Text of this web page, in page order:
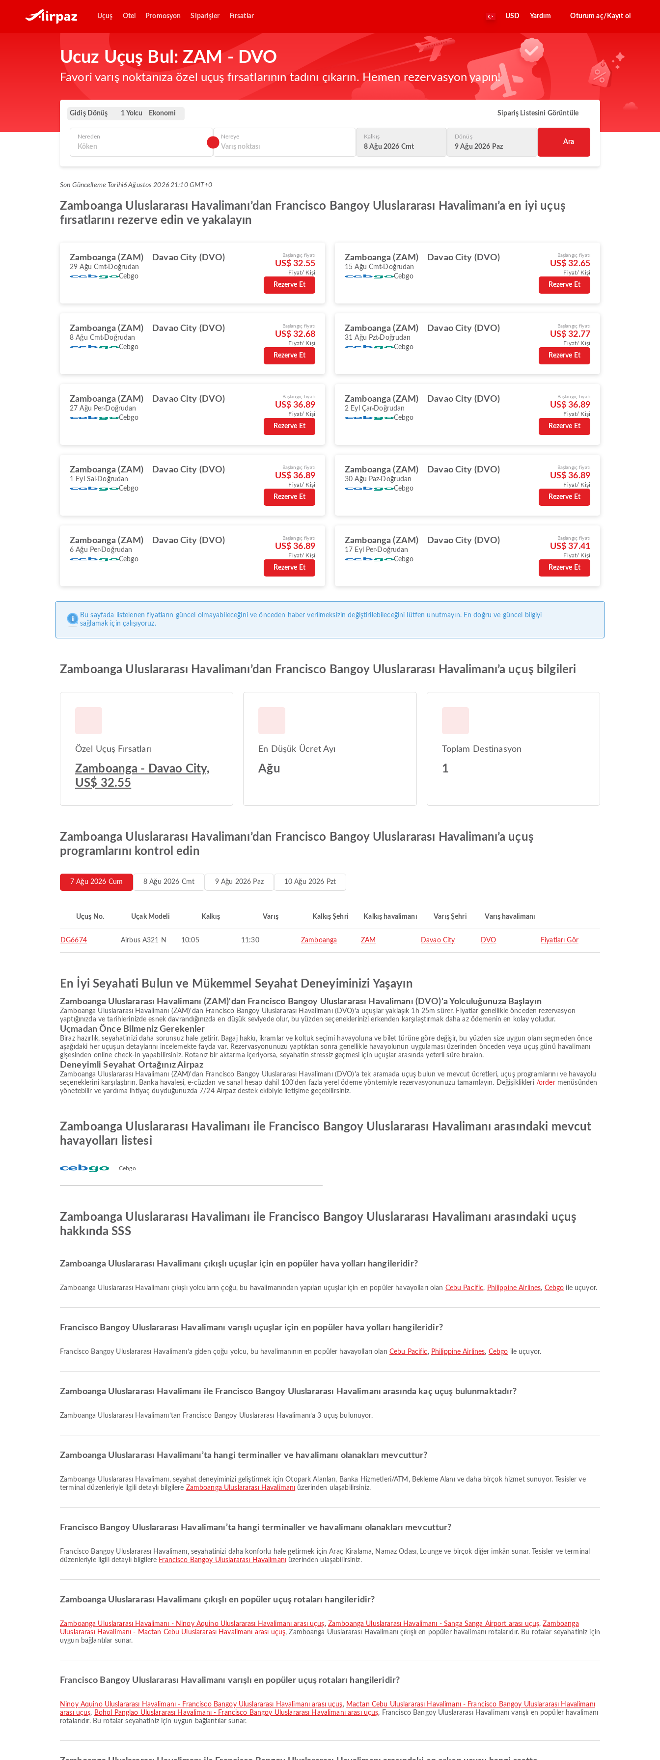
Uçuş Otel Promosyon Siparişler Fırsatlar USD Yardım Oturum aç/Kayıt ol
Ucuz Uçuş Bul: ZAM - DVO
Favori varış noktanıza özel uçuş fırsatlarının tadını çıkarın. Hemen rezervasyon yapın!
Gidiş Dönüş 1 Yolcu Ekonomi Sipariş Listesini Görüntüle
Nereden Nereye Kalkış
8 Ağu 2026 Cmt
Dönüş
9 Ağu 2026 Paz
Ara
Son Güncelleme Tarihi6 Ağustos 2026 21:10 GMT+0
Zamboanga Uluslararası Havalimanı’dan Francisco Bangoy Uluslararası Havalimanı’a en iyi uçuş
fırsatlarını rezerve edin ve yakalayın
Zamboanga (ZAM) Davao City (DVO)
29 Ağu Cmt Doğrudan
Cebgo
Başlangıç fiyatı
US$ 32.55
Fiyat/ Kişi
Rezerve Et
Zamboanga (ZAM) Davao City (DVO)
15 Ağu Cmt Doğrudan
Cebgo
Başlangıç fiyatı
US$ 32.65
Fiyat/ Kişi
Rezerve Et
Zamboanga (ZAM) Davao City (DVO)
8 Ağu Cmt Doğrudan
Cebgo
Başlangıç fiyatı
US$ 32.68
Fiyat/ Kişi
Rezerve Et
Zamboanga (ZAM) Davao City (DVO)
31 Ağu Pzt Doğrudan
Cebgo
Başlangıç fiyatı
US$ 32.77
Fiyat/ Kişi
Rezerve Et
Zamboanga (ZAM) Davao City (DVO)
27 Ağu Per Doğrudan
Cebgo
Başlangıç fiyatı
US$ 36.89
Fiyat/ Kişi
Rezerve Et
Zamboanga (ZAM) Davao City (DVO)
2 Eyl Çar Doğrudan
Cebgo
Başlangıç fiyatı
US$ 36.89
Fiyat/ Kişi
Rezerve Et
Zamboanga (ZAM) Davao City (DVO)
1 Eyl Sal Doğrudan
Cebgo
Başlangıç fiyatı
US$ 36.89
Fiyat/ Kişi
Rezerve Et
Zamboanga (ZAM) Davao City (DVO)
30 Ağu Paz Doğrudan
Cebgo
Başlangıç fiyatı
US$ 36.89
Fiyat/ Kişi
Rezerve Et
Zamboanga (ZAM) Davao City (DVO)
6 Ağu Per Doğrudan
Cebgo
Başlangıç fiyatı
US$ 36.89
Fiyat/ Kişi
Rezerve Et
Zamboanga (ZAM) Davao City (DVO)
17 Eyl Per Doğrudan
Cebgo
Başlangıç fiyatı
US$ 37.41
Fiyat/ Kişi
Rezerve Et
Bu sayfada listelenen fiyatların güncel olmayabileceğini ve önceden haber verilmeksizin değiştirilebileceğini lütfen unutmayın. En doğru ve güncel bilgiyi
sağlamak için çalışıyoruz.
Zamboanga Uluslararası Havalimanı’dan Francisco Bangoy Uluslararası Havalimanı’a uçuş bilgileri
Özel Uçuş Fırsatları
Zamboanga - Davao City,
US$ 32.55
En Düşük Ücret Ayı
Ağu
Toplam Destinasyon
1
Zamboanga Uluslararası Havalimanı’dan Francisco Bangoy Uluslararası Havalimanı’a uçuş
programlarını kontrol edin
7 Ağu 2026 Cum 8 Ağu 2026 Cmt 9 Ağu 2026 Paz 10 Ağu 2026 Pzt
Uçuş No. Uçak Modeli Kalkış Varış Kalkış Şehri Kalkış havalimanı Varış Şehri Varış havalimanı
DG6674 Airbus A321 N 10:05 11:30 Zamboanga ZAM Davao City DVO Fiyatları Gör
En İyi Seyahati Bulun ve Mükemmel Seyahat Deneyiminizi Yaşayın
Zamboanga Uluslararası Havalimanı (ZAM)'dan Francisco Bangoy Uluslararası Havalimanı (DVO)'a Yolculuğunuza Başlayın
Zamboanga Uluslararası Havalimanı (ZAM)'dan Francisco Bangoy Uluslararası Havalimanı (DVO)'a uçuşlar yaklaşık 1h 25m sürer. Fiyatlar genellikle önceden rezervasyon
yaptığınızda ve tarihlerinizde esnek davrandığınızda en düşük seviyede olur, bu yüzden seçeneklerinizi erkenden karşılaştırmak daha az ödemenin en kolay yoludur.
Uçmadan Önce Bilmeniz Gerekenler
Biraz hazırlık, seyahatinizi daha sorunsuz hale getirir. Bagaj hakkı, ikramlar ve koltuk seçimi havayoluna ve bilet türüne göre değişir, bu yüzden size uygun olanı seçmeden önce
aşağıdaki her uçuşun detaylarını incelemekte fayda var. Rezervasyonunuzu yaptıktan sonra genellikle havayolunun uygulaması üzerinden önceden veya uçuş günü havalimanı
gişesinden online check-in yapabilirsiniz. Rotanız bir aktarma içeriyorsa, seyahatin stressiz geçmesi için uçuşlar arasında yeterli süre bırakın.
Deneyimli Seyahat Ortağınız Airpaz
Zamboanga Uluslararası Havalimanı (ZAM)'dan Francisco Bangoy Uluslararası Havalimanı (DVO)'a tek aramada uçuş bulun ve mevcut ücretleri, uçuş programlarını ve havayolu
seçeneklerini karşılaştırın. Banka havalesi, e-cüzdan ve sanal hesap dahil 100'den fazla yerel ödeme yöntemiyle rezervasyonunuzu tamamlayın. Değişiklikleri /ordermenüsünden
yönetebilir ve yardıma ihtiyaç duyduğunuzda 7/24 Airpaz destek ekibiyle iletişime geçebilirsiniz.
Zamboanga Uluslararası Havalimanı ile Francisco Bangoy Uluslararası Havalimanı arasındaki mevcut
havayolları listesi
Cebgo
Zamboanga Uluslararası Havalimanı ile Francisco Bangoy Uluslararası Havalimanı arasındaki uçuş
hakkında SSS
Zamboanga Uluslararası Havalimanı çıkışlı uçuşlar için en popüler hava yolları hangileridir?
Zamboanga Uluslararası Havalimanı çıkışlı yolcuların çoğu, bu havalimanından yapılan uçuşlar için en popüler havayolları olan Cebu Pacific, Philippine Airlines, Cebgo ile uçuyor.
Francisco Bangoy Uluslararası Havalimanı varışlı uçuşlar için en popüler hava yolları hangileridir?
Francisco Bangoy Uluslararası Havalimanı’a giden çoğu yolcu, bu havalimanının en popüler havayolları olan Cebu Pacific, Philippine Airlines, Cebgo ile uçuyor.
Zamboanga Uluslararası Havalimanı ile Francisco Bangoy Uluslararası Havalimanı arasında kaç uçuş bulunmaktadır?
Zamboanga Uluslararası Havalimanı’tan Francisco Bangoy Uluslararası Havalimanı’a 3 uçuş bulunuyor.
Zamboanga Uluslararası Havalimanı’ta hangi terminaller ve havalimanı olanakları mevcuttur?
Zamboanga Uluslararası Havalimanı, seyahat deneyiminizi geliştirmek için Otopark Alanları, Banka Hizmetleri/ATM, Bekleme Alanı ve daha birçok hizmet sunuyor. Tesisler ve
terminal düzenleriyle ilgili detaylı bilgilere Zamboanga Uluslararası Havalimanı üzerinden ulaşabilirsiniz.
Francisco Bangoy Uluslararası Havalimanı’ta hangi terminaller ve havalimanı olanakları mevcuttur?
Francisco Bangoy Uluslararası Havalimanı, seyahatinizi daha konforlu hale getirmek için Araç Kiralama, Namaz Odası, Lounge ve birçok diğer imkân sunar. Tesisler ve terminal
düzenleriyle ilgili detaylı bilgilere Francisco Bangoy Uluslararası Havalimanıüzerinden ulaşabilirsiniz.
Zamboanga Uluslararası Havalimanı çıkışlı en popüler uçuş rotaları hangileridir?
Zamboanga Uluslararası Havalimanı - Ninoy Aquino Uluslararası Havalimanı arası uçuş, Zamboanga Uluslararası Havalimanı - Sanga Sanga Airport arası uçuş,Zamboanga
Uluslararası Havalimanı - Mactan Cebu Uluslararası Havalimanı arası uçuş, Zamboanga Uluslararası Havalimanı çıkışlı en popüler havalimanı rotalarıdır. Bu rotalar seyahatiniz için
uygun bağlantılar sunar.
Francisco Bangoy Uluslararası Havalimanı varışlı en popüler uçuş rotaları hangileridir?
Ninoy Aquino Uluslararası Havalimanı - Francisco Bangoy Uluslararası Havalimanı arası uçuş, Mactan Cebu Uluslararası Havalimanı - Francisco Bangoy Uluslararası Havalimanı
arası uçuş, Bohol Panglao Uluslararası Havalimanı - Francisco Bangoy Uluslararası Havalimanı arası uçuş, Francisco Bangoy Uluslararası Havalimanı varışlı en popüler havalimanı
rotalarıdır. Bu rotalar seyahatiniz için uygun bağlantılar sunar.